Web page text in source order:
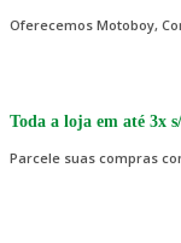
Oferecemos Motoboy,
Toda a loja em até 3x
Parcele suas compras